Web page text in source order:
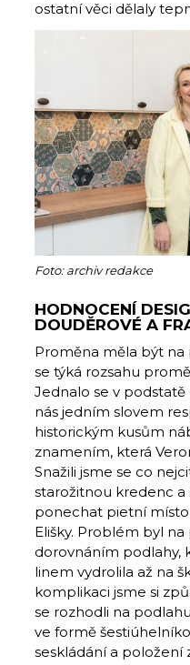
ostatní věci dělaly
Foto: archiv redakce
HODNOCENÍ
DOUDĚROVÉ A
Proměna měla být na
se týká rozsahu
Jednalo se v
nás jedním slovem
historickým kusům
znamením, která
Snažili jsme se co
starožitnou kredenc a
ponechat pietní
Elišky. Problém byl
dorovnáním podlahy,
linem vydrolila až na
komplikaci jsme si
se rozhodli na
ve formě
seskládání a položení